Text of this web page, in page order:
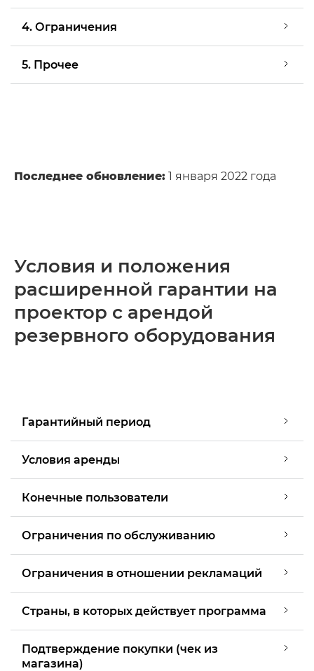
4. Ограничения
5. Прочее
Последнее обновление: 1 января 2022 года
Условия и положения
расширенной гарантии на
проектор с арендой
резервного оборудования
Гарантийный период
Условия аренды
Конечные пользователи
Ограничения по обслуживанию
Ограничения в отношении рекламаций
Страны, в которых действует программа
Подтверждение покупки (чек из
магазина)